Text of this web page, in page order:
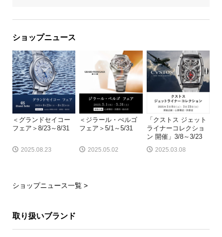
ショップニュース
＜グランドセイコー
フェア＞8/23～8/31
2025.08.23
＜ジラール・ぺルゴ
フェア＞5/1～5/31
2025.05.02
「クストス ジェット
ライナーコレクショ
ン 開催」3/8～3/23
2025.03.08
ショップニュース一覧 >
取り扱いブランド